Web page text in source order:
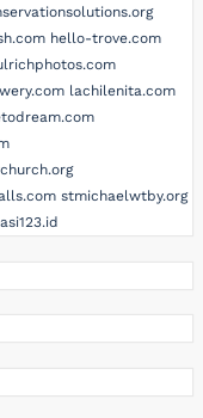
hello-trove.com
lachilenita.com
stmichaelwtby.org